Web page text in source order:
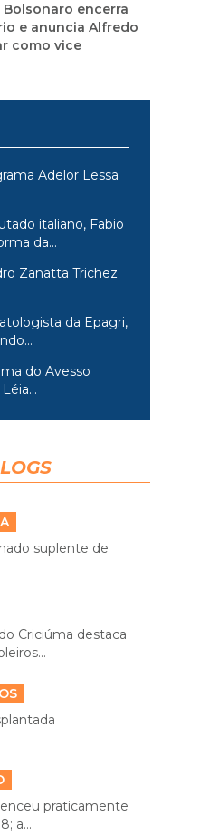
Bolsonaro encerra
e anuncia Alfredo
como vice
Adelor Lessa
italiano, Fabio
da...
Zanatta Trichez
da Epagri,
do Avesso
suplente de
Criciúma destaca
praticamente
a...